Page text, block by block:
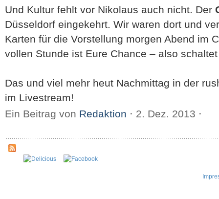
Und Kultur fehlt vor Nikolaus auch nicht. Der
Düsseldorf eingekehrt. Wir waren dort und
Karten für die Vorstellung morgen Abend im
vollen Stunde ist Eure Chance – also
Das und viel mehr heut Nachmittag in der
im Livestream!
Ein Beitrag von Redaktion ⋅ 2. Dez. 2013 ⋅